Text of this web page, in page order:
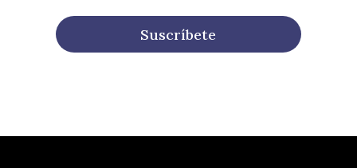
Suscríbete